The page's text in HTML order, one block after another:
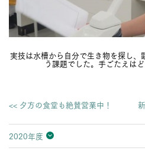
実技は水槽から自分で生き物を探し
う課題でした。手ごたえは
<< 夕方の食堂も絶賛営業中！
2020年度
2026年度
2025年度
2024年度
2023年度
2022年度
2021年度
2020年度
2019年度
2018年度
2017年度
2016年度
2015年度
2014年度
2013年度